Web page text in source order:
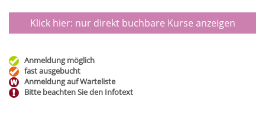
Klick hier: nur direkt buchbare Kurse anzeigen
Anmeldung möglich
fast ausgebucht
Anmeldung auf Warteliste
Bitte beachten Sie den Infotext